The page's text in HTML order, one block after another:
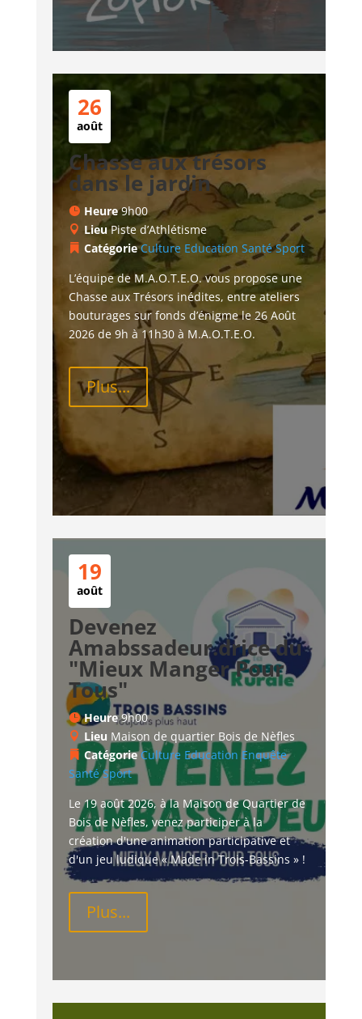
26
août
Chasse aux trésors
dans le jardin
Heure9h00
LieuPiste d’Athlétisme
CatégorieCulture Education Santé Sport
L’équipe de M.A.O.T.E.O. vous propose une
Chasse aux Trésors inédites, entre ateliers
bouturages sur fonds d’énigme le 26 Août
2026 de 9h à 11h30 à M.A.O.T.E.O.
Plus...
19
août
Devenez
Amabssadeur.drice du
"Mieux Manger Pour
Tous"
Heure9h00
Lieu Maison de quartier Bois de Nèfles
CatégorieCulture Education Enquête
Santé Sport
Le 19 août 2026, à la Maison de Quartier de
Bois de Nèfles, venez participer à la
création d'une animation participative et
d'un jeu ludique « Made in Trois-Bassins » !
Plus...